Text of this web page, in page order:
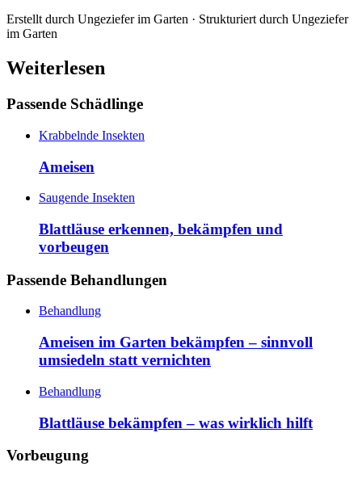
Erstellt durch Ungeziefer im Garten · Strukturiert durch Ungeziefer
im Garten
Weiterlesen
Passende Schädlinge
Krabbelnde Insekten
Ameisen
Saugende Insekten
Blattläuse erkennen, bekämpfen und
vorbeugen
Passende Behandlungen
Behandlung
Ameisen im Garten bekämpfen – sinnvoll
umsiedeln statt vernichten
Behandlung
Blattläuse bekämpfen – was wirklich hilft
Vorbeugung